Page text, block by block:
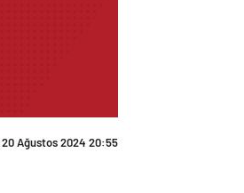
Ağustos 2024 20:55